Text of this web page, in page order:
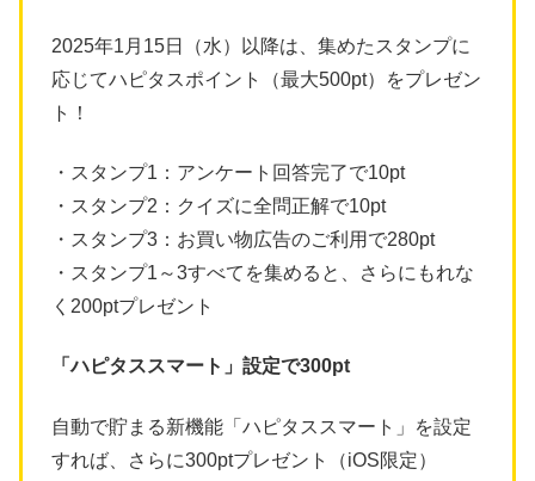
2025年1月15日（水）以降は、集めたスタンプに
応じてハピタスポイント（最大500pt）をプレゼン
ト！
・スタンプ1：アンケート回答完了で10pt
・スタンプ2：クイズに全問正解で10pt
・スタンプ3：お買い物広告のご利用で280pt
・スタンプ1～3すべてを集めると、さらにもれな
く200ptプレゼント
「ハピタススマート」設定で300pt
自動で貯まる新機能「ハピタススマート」を設定
すれば、さらに300ptプレゼント（iOS限定）